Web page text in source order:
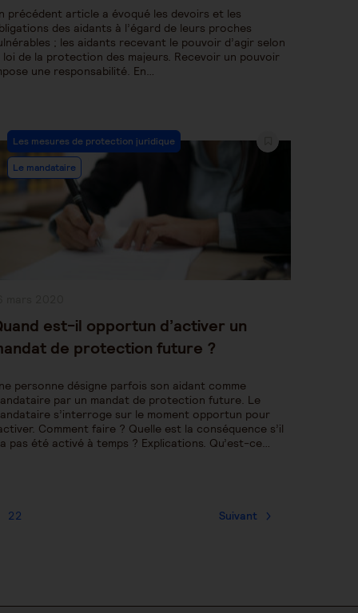
précédent article a évoqué les devoirs et les
des aidants à l’égard de leurs proches
; les aidants recevant le pouvoir d’agir selon
loi de la protection des majeurs. Recevoir un pouvoir
une responsabilité. En…
Post
Category:
Les mesures de protection juridique
Le mandataire
est-il opportun d’activer un
de protection future ?
personne désigne parfois son aidant comme
par un mandat de protection future. Le
s’interroge sur le moment opportun pour
Comment faire ? Quelle est la conséquence s’il
pas été activé à temps ? Explications. Qu’est-ce…
22 Suivant